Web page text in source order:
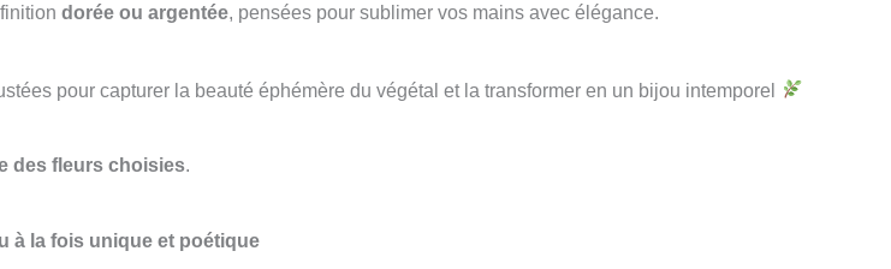
dorée ou argentée, pensées pour sublimer vos mains avec élégance.
pour capturer la beauté éphémère du végétal et la transformer en un bijou intemporel
des fleurs choisies.
à la fois unique et poétique